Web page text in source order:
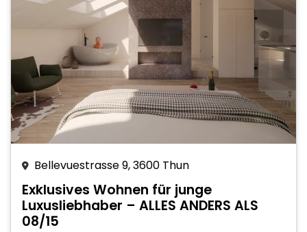
Bellevuestrasse 9, 3600 Thun
Exklusives Wohnen für junge
Luxusliebhaber – ALLES ANDERS ALS
08/15